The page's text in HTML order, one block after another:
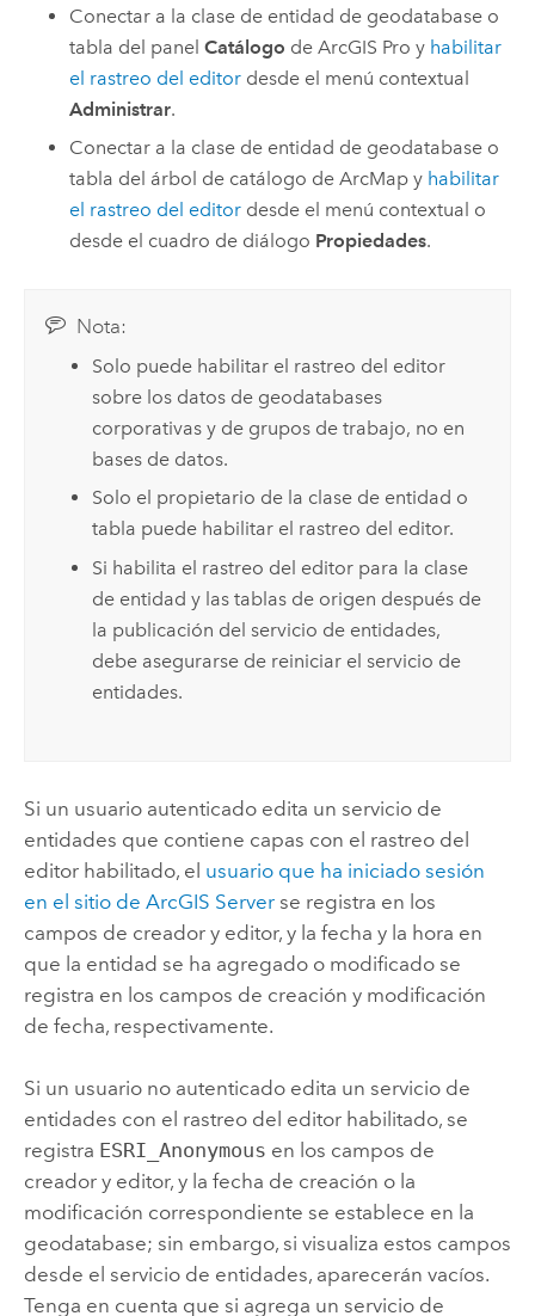
Conectar a la clase de entidad de geodatabase o
tabla del panelCatálogo deArcGIS Pro y habilitar
el rastreo del editor desde el menú contextual
Administrar.
Conectar a la clase de entidad de geodatabase o
tabla del árbol de catálogo deArcMap y habilitar
el rastreo del editor desde el menú contextual o
desde el cuadro de diálogo Propiedades.
Nota:
Solo puede habilitar el rastreo del editor
sobre los datos de geodatabases
corporativas y de grupos de trabajo, no en
bases de datos.
Solo el propietario de la clase de entidad o
tabla puede habilitar el rastreo del editor.
Si habilita el rastreo del editor para la clase
de entidad y las tablas de origen después de
la publicación del servicio de entidades,
debe asegurarse de reiniciar el servicio de
entidades.
Si un usuario autenticado edita un servicio de
entidades que contiene capas con el rastreo del
editor habilitado, el usuario que ha iniciado sesión
en el sitio de ArcGIS Serverse registra en los
campos de creador y editor, y la fecha y la hora en
que la entidad se ha agregado o modificado se
registra en los campos de creación y modificación
de fecha, respectivamente.
Si un usuario no autenticado edita un servicio de
entidades con el rastreo del editor habilitado, se
registra ESRI_Anonymous en los campos de
creador y editor, y la fecha de creación o la
modificación correspondiente se establece en la
geodatabase; sin embargo, si visualiza estos campos
desde el servicio de entidades, aparecerán vacíos.
Tenga en cuenta que si agrega un servicio de